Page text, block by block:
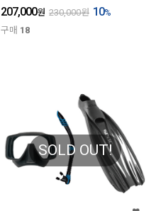
207,000원 230,000원 10%
구매 18
SOLD OUT!